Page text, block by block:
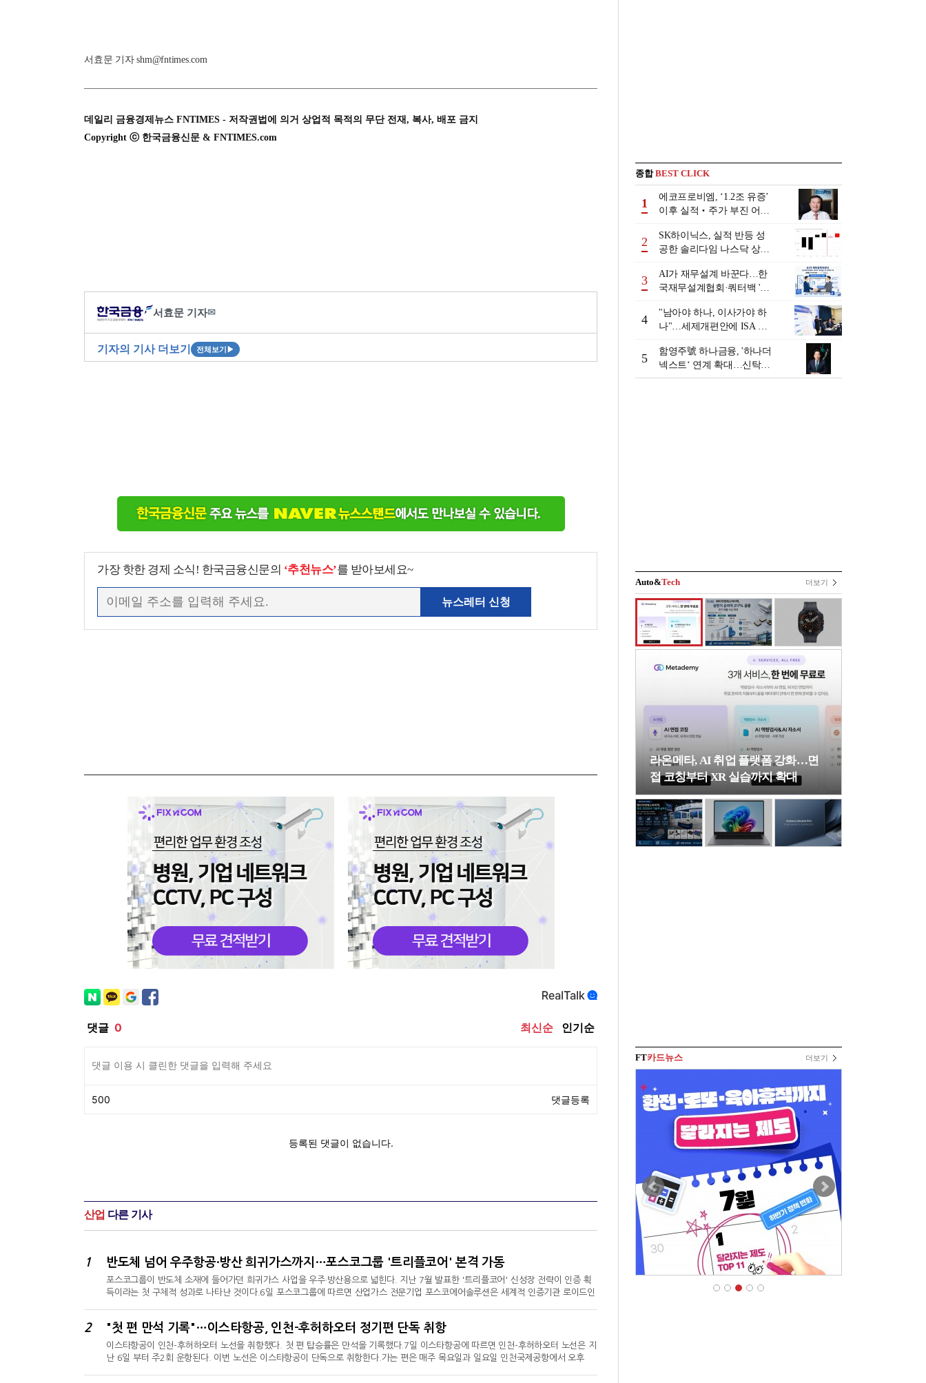
서효문 기자 shm@fntimes.com
데일리 금융경제뉴스 FNTIMES - 저작권법에 의거 상업적 목적의 무단 전재, 복사, 배포 금지
Copyright ⓒ 한국금융신문 & FNTIMES.com
서효문 기자✉
기자의 기사 더보기 전체보기 ▶
가장 핫한 경제 소식! 한국금융신문의 ‘추천뉴스’를 받아보세요~
뉴스레터 신청
산업 다른 기사
1 반도체 넘어 우주항공·방산 희귀가스까지…포스코그룹 '트리플코어' 본격 가동
포스코그룹이 반도체 소재에 들어가던 희귀가스 사업을 우주·방산용으로 넓힌다. 지난 7월 발표한 '트리플코어' 신성장 전략이 인증 획
득이라는 첫 구체적 성과로 나타난 것이다.6일 포스코그룹에 따르면 산업가스 전문기업 포스코에어솔루션은 세계적 인증기관 로이드인
사항을 더한 글로벌 표준이다. 인증 획득을 위해선 제품 안전성과 공정 일관성, 완벽한 추적 관리 등 고도화
2 "첫 편 만석 기록"…이스타항공, 인천-후허하오터 정기편 단독 취항
이스타항공이 인천-후허하오터 노선을 취항했다. 첫 편 탑승률은 만석을 기록했다.7일 이스타항공에 따르면 인천-후허하오터 노선은 지
난 6일 부터 주2회 운항된다. 이번 노선은 이스타항공이 단독으로 취항한다.가는 편은 매주 목요일과 일요일 인천국제공항에서 오후
종합BEST CLICK
1
에코프로비엠, ‘1.2조 유증’
이후 실적‧주가 부진 어쩌
2
SK하이닉스, 실적 반등 성
공한 솔리다임 나스닥 상장
3
AI가 재무설계 바꾼다…한
국재무설계협회·쿼터백 '베
4
"남아야 하나, 이사가야 하
나"…세제개편안에 ISA 투
5
함영주號 하나금융, '하나더
넥스트‘ 연계 확대…신탁수
수료 2배 증가 효과 [금융 시
Auto&Tech 더보기
라온메타, AI 취업 플랫폼 강화…면
접 코칭부터 XR 실습까지 확대
FT카드뉴스 더보기